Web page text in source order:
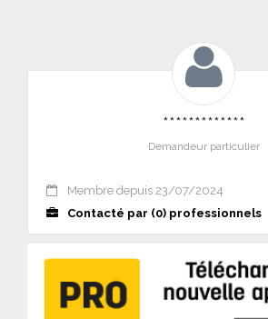
*************
Demandeur particulier
Membre depuis 23/07/2024
Contacté par (0) professionnels